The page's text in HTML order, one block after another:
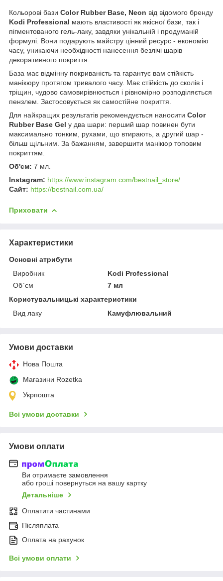
Кольорові бази Color Rubber Base, Neon від відомого бренду
Kodi Professional мають властивості як якісної бази, так і
пігментованого гель-лаку, завдяки унікальній і продуманій
формулі. Вони подарують майстру цінний ресурс - економію
часу, уникаючи необхідності нанесення безлічі шарів
декоративного покриття.
База має відмінну покриваність та гарантує вам стійкість
манікюру протягом тривалого часу. Має стійкість до сколів і
тріщин, чудово самовирівнюється і рівномірно розподіляється
пензлем. Застосовується як самостійне покриття.
Для найкращих результатів рекомендується наносити Color
Rubber Base Gel у два шари: перший шар повинен бути
максимально тонким, рухами, що втирають, а другий шар -
більш щільним. За бажанням, завершити манікюр топовим
покриттям.
Об'єм: 7 мл.
Instagram: https://www.instagram.com/bestnail_store/
Сайт: https://bestnail.com.ua/
Приховати
Характеристики
Основні атрибути
Виробник
Kodi Professional
Об`єм
7 мл
Користувальницькі характеристики
Вид лаку
Камуфлювальний
Умови доставки
Нова Пошта
Магазини Rozetka
Укрпошта
Всі умови доставки
Умови оплати
Ви отримаєте замовлення
або гроші повернуться на вашу картку
Детальніше
Оплатити частинами
Післяплата
Оплата на рахунок
Всі умови оплати